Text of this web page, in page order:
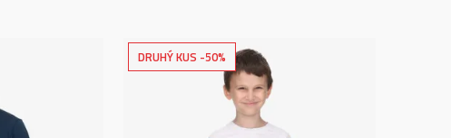
DRUHÝ KUS -50%